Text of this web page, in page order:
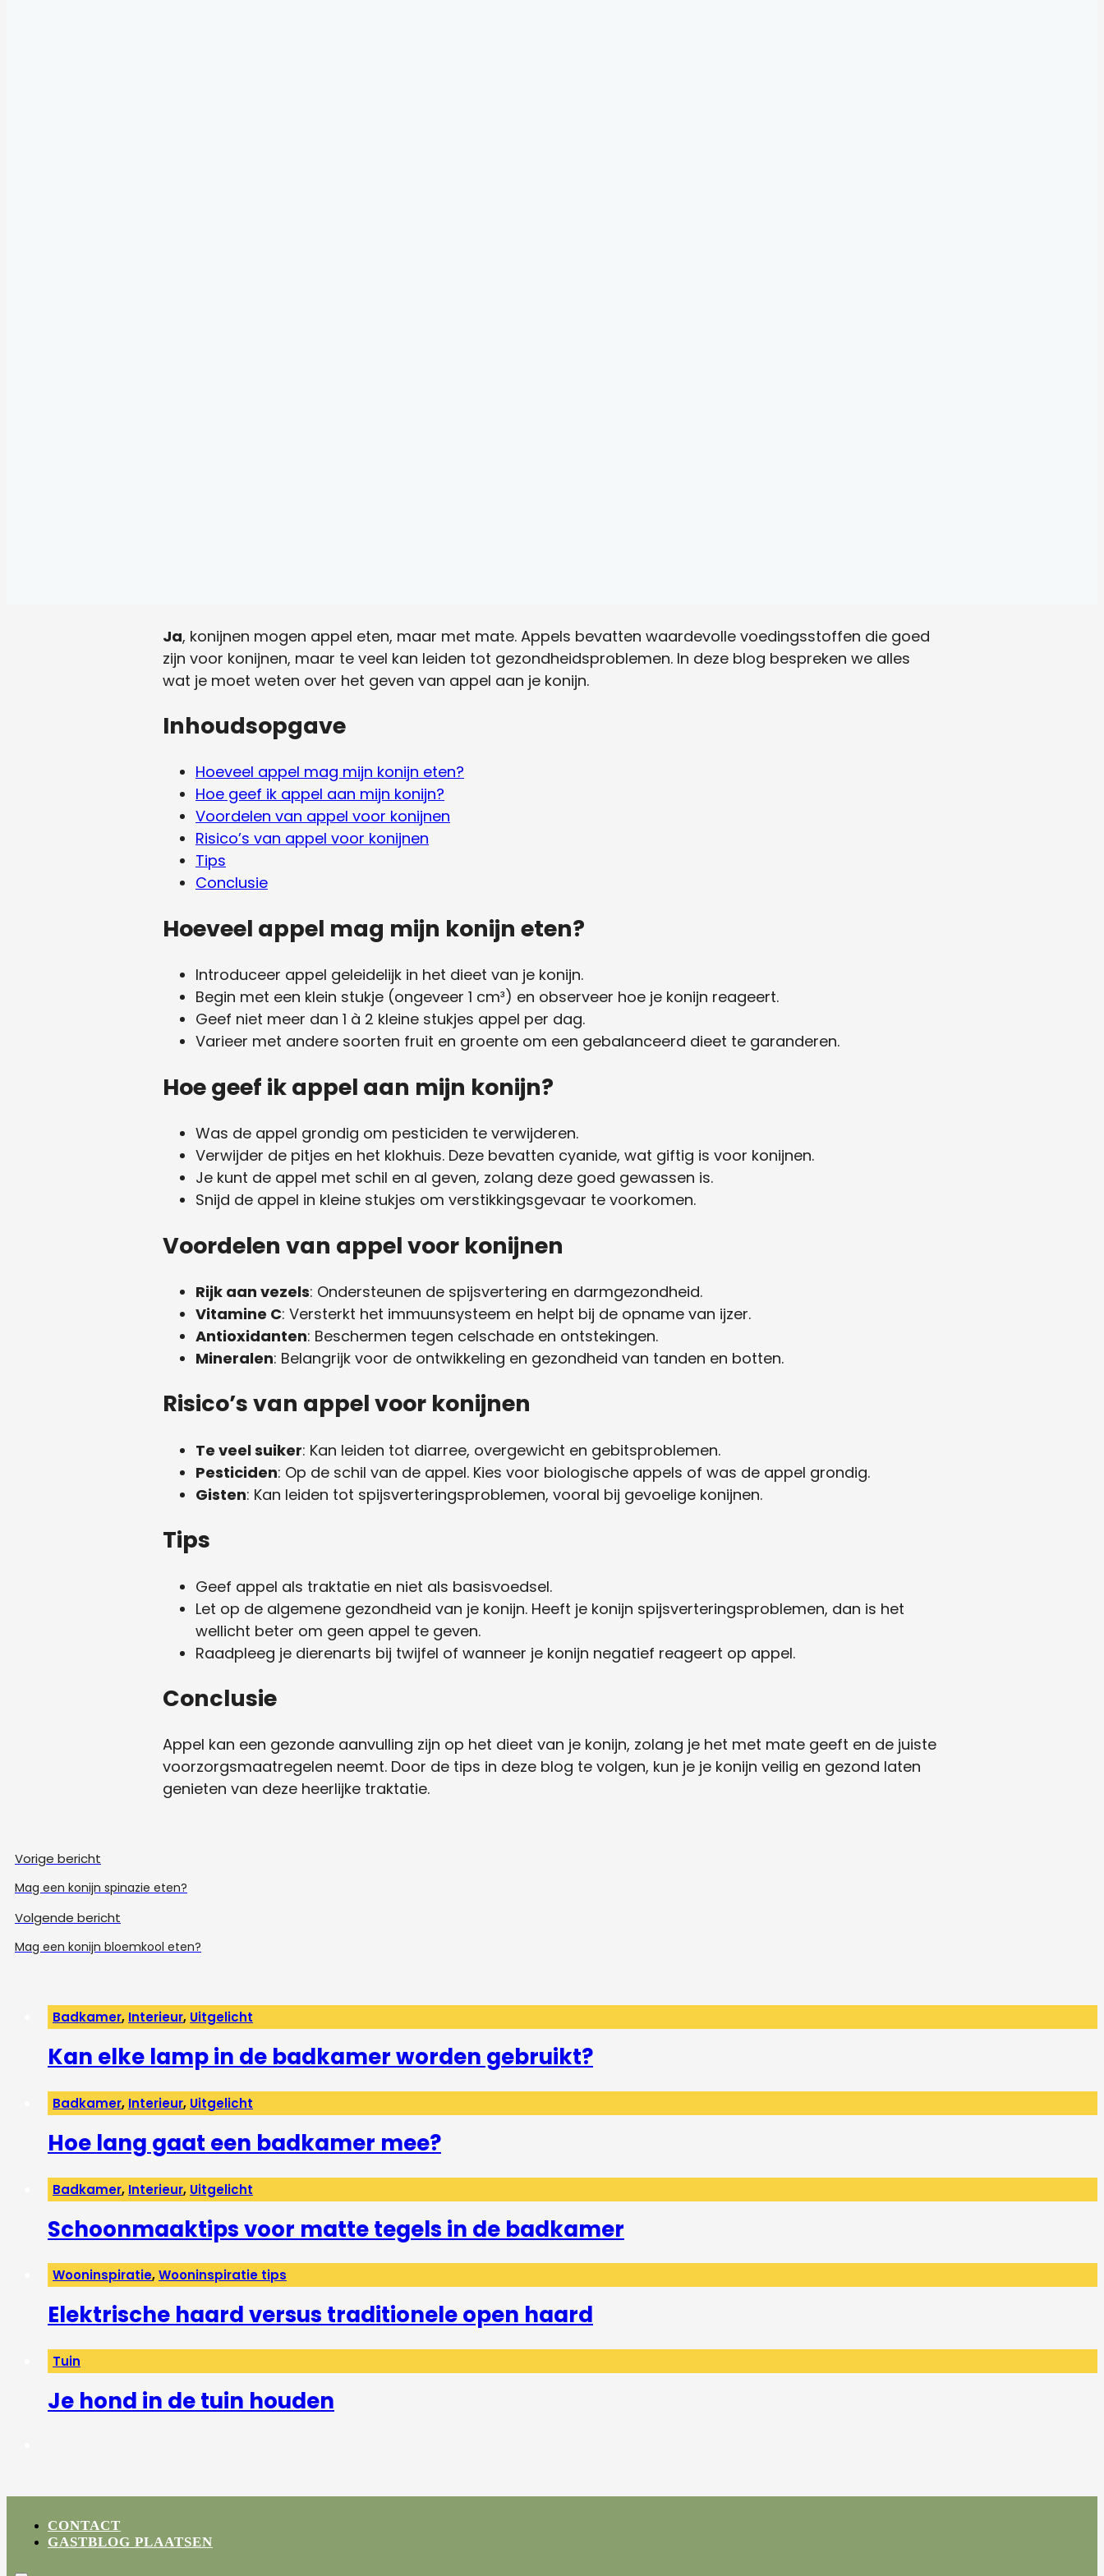
Ja, konijnen mogen appel eten, maar met mate. Appels bevatten waardevolle voedingsstoffen die goed
zijn voor konijnen, maar te veel kan leiden tot gezondheidsproblemen. In deze blog bespreken we alles
wat je moet weten over het geven van appel aan je konijn.
Inhoudsopgave
Hoeveel appel mag mijn konijn eten?
Hoe geef ik appel aan mijn konijn?
Voordelen van appel voor konijnen
Risico’s van appel voor konijnen
Tips
Conclusie
Hoeveel appel mag mijn konijn eten?
Introduceer appel geleidelijk in het dieet van je konijn.
Begin met een klein stukje (ongeveer 1 cm³) en observeer hoe je konijn reageert.
Geef niet meer dan 1 à 2 kleine stukjes appel per dag.
Varieer met andere soorten fruit en groente om een gebalanceerd dieet te garanderen.
Hoe geef ik appel aan mijn konijn?
Was de appel grondig om pesticiden te verwijderen.
Verwijder de pitjes en het klokhuis. Deze bevatten cyanide, wat giftig is voor konijnen.
Je kunt de appel met schil en al geven, zolang deze goed gewassen is.
Snijd de appel in kleine stukjes om verstikkingsgevaar te voorkomen.
Voordelen van appel voor konijnen
Rijk aan vezels: Ondersteunen de spijsvertering en darmgezondheid.
Vitamine C: Versterkt het immuunsysteem en helpt bij de opname van ijzer.
Antioxidanten: Beschermen tegen celschade en ontstekingen.
Mineralen: Belangrijk voor de ontwikkeling en gezondheid van tanden en botten.
Risico’s van appel voor konijnen
Te veel suiker: Kan leiden tot diarree, overgewicht en gebitsproblemen.
Pesticiden: Op de schil van de appel. Kies voor biologische appels of was de appel grondig.
Gisten: Kan leiden tot spijsverteringsproblemen, vooral bij gevoelige konijnen.
Tips
Geef appel als traktatie en niet als basisvoedsel.
Let op de algemene gezondheid van je konijn. Heeft je konijn spijsverteringsproblemen, dan is het
wellicht beter om geen appel te geven.
Raadpleeg je dierenarts bij twijfel of wanneer je konijn negatief reageert op appel.
Conclusie
Appel kan een gezonde aanvulling zijn op het dieet van je konijn, zolang je het met mate geeft en de juiste
voorzorgsmaatregelen neemt. Door de tips in deze blog te volgen, kun je je konijn veilig en gezond laten
genieten van deze heerlijke traktatie.
Vorige bericht
Mag een konijn spinazie eten?
Volgende bericht
Mag een konijn bloemkool eten?
Badkamer, Interieur, Uitgelicht
Kan elke lamp in de badkamer worden gebruikt?
Badkamer, Interieur, Uitgelicht
Hoe lang gaat een badkamer mee?
Badkamer, Interieur, Uitgelicht
Schoonmaaktips voor matte tegels in de badkamer
Wooninspiratie,Wooninspiratie tips
Elektrische haard versus traditionele open haard
Tuin
Je hond in de tuin houden
CONTACT
GASTBLOG PLAATSEN